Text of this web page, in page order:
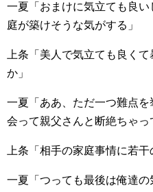
一夏「おまけに気立ても良
庭が築けそうな気がする」
上条「美人で気立ても良く
か」
一夏「ああ、ただ一つ難点
会って親父さんと断絶ちゃっ
上条「相手の家庭事情に若
一夏「つっても最後は俺達